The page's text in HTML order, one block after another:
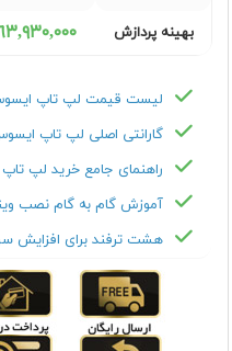
بهینه پردازش
لیست قیمت لپ تاپ
گارانتی اصلی لپ تاپ
راهنمای جامع خرید لپ تاپ
آموزش گام به گام نصب
هشت ترفند برای افزایش